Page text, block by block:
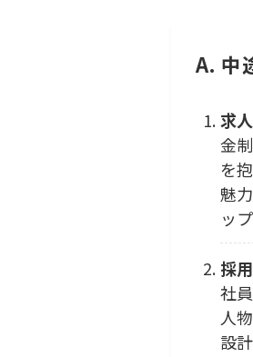
A. 中
求
金
を
魅
ッ
採
社
人
設